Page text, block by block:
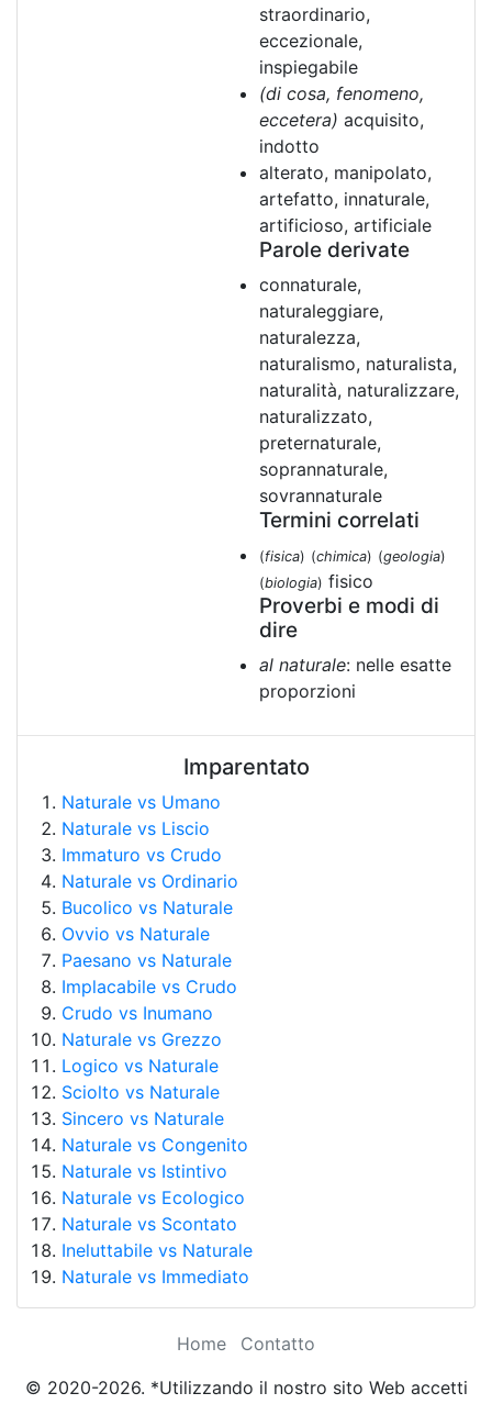
straordinario,
eccezionale,
inspiegabile
(di cosa, fenomeno,
eccetera) acquisito,
indotto
alterato, manipolato,
artefatto, innaturale,
artificioso, artificiale
Parole derivate
connaturale,
naturaleggiare,
naturalezza,
naturalismo, naturalista,
naturalità, naturalizzare,
naturalizzato,
preternaturale,
soprannaturale,
sovrannaturale
Termini correlati
(fisica) (chimica) (geologia)
(biologia) fisico
Proverbi e modi di
dire
al naturale: nelle esatte
proporzioni
Imparentato
Naturale vs Umano
Naturale vs Liscio
Immaturo vs Crudo
Naturale vs Ordinario
Bucolico vs Naturale
Ovvio vs Naturale
Paesano vs Naturale
Implacabile vs Crudo
Crudo vs Inumano
Naturale vs Grezzo
Logico vs Naturale
Sciolto vs Naturale
Sincero vs Naturale
Naturale vs Congenito
Naturale vs Istintivo
Naturale vs Ecologico
Naturale vs Scontato
Ineluttabile vs Naturale
Naturale vs Immediato
Home
Contatto
© 2020-2026. *Utilizzando il nostro sito Web accetti